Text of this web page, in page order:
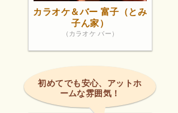
カラオケ＆バー 富子（とみ
子ん家）
（カラオケ バー）
初めてでも安心、アットホ
ームな雰囲気！